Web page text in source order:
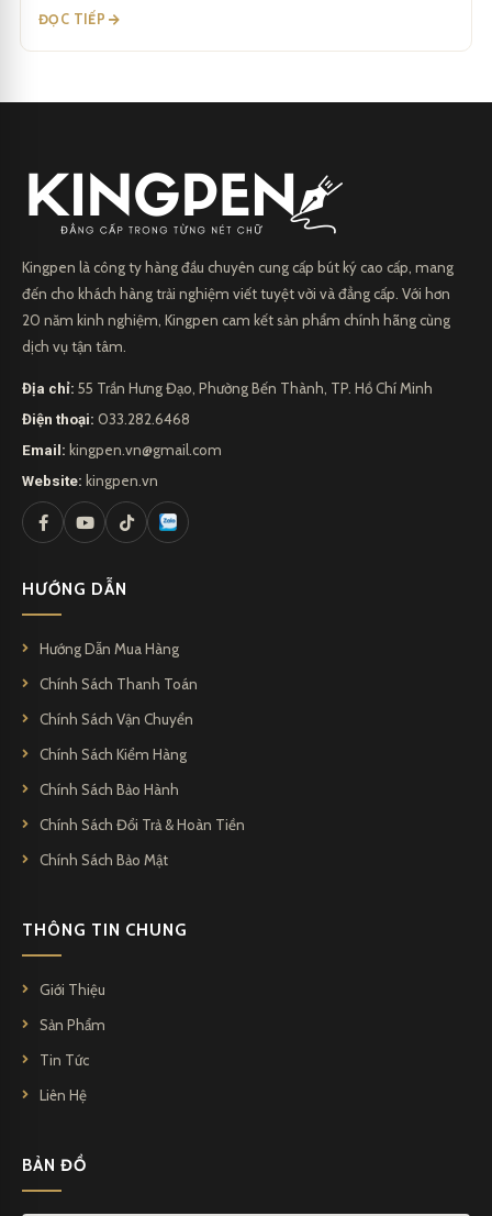
ĐỌC TIẾP
Kingpen là công ty hàng đầu chuyên cung cấp bút ký cao cấp, mang
đến cho khách hàng trải nghiệm viết tuyệt vời và đẳng cấp. Với hơn
20 năm kinh nghiệm, Kingpen cam kết sản phẩm chính hãng cùng
dịch vụ tận tâm.
Địa chỉ: 55 Trần Hưng Đạo, Phường Bến Thành, TP. Hồ Chí Minh
Điện thoại: 033.282.6468
Email: kingpen.vn@gmail.com
Website: kingpen.vn
HƯỚNG DẪN
Hướng Dẫn Mua Hàng
Chính Sách Thanh Toán
Chính Sách Vận Chuyển
Chính Sách Kiểm Hàng
Chính Sách Bảo Hành
Chính Sách Đổi Trả & Hoàn Tiền
Chính Sách Bảo Mật
THÔNG TIN CHUNG
Giới Thiệu
Sản Phẩm
Tin Tức
Liên Hệ
BẢN ĐỒ